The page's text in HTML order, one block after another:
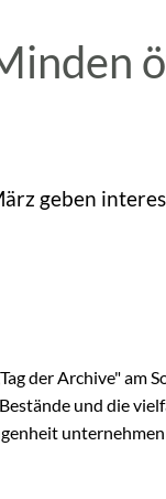
geben
der Archive" am
und die